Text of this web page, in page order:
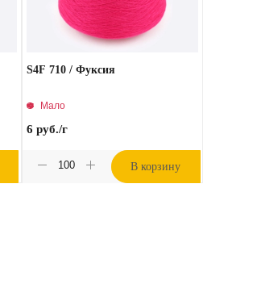
S4F 710 / Фуксия
Мало
6 руб./г
В корзину